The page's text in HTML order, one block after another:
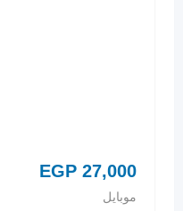
EGP 27,000
موبايل